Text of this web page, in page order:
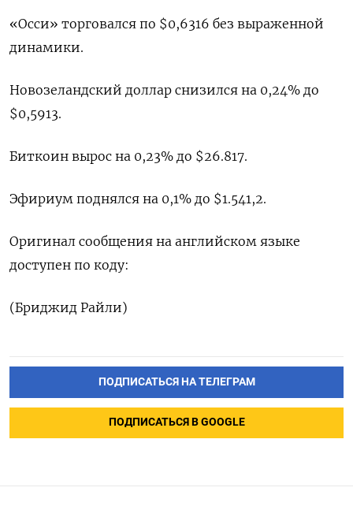
«Осси» торговался по $0,6316 без выраженной
динамики​.
Новозеландский доллар снизился на 0,24% до
$0,5913​.
Биткоин вырос на 0,23% до $26.817.
Эфириум поднялся на 0,1% до $1.541,2.
Оригинал сообщения на английском языке
доступен по коду:
(Бриджид Райли)
ПОДПИСАТЬСЯ НА ТЕЛЕГРАМ
ПОДПИСАТЬСЯ В GOOGLE